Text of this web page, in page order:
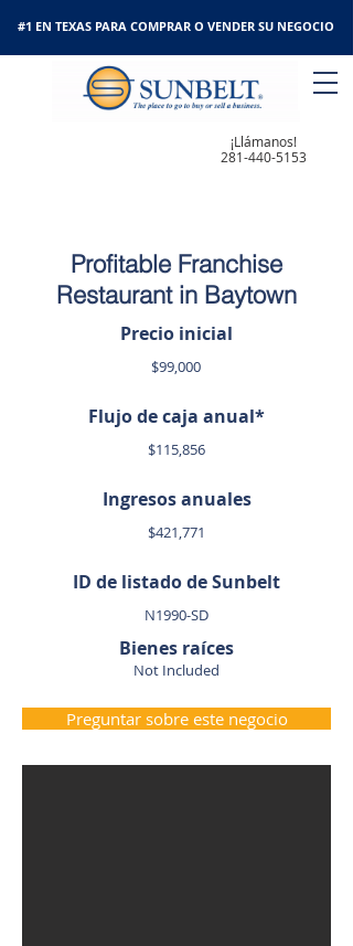
#1 EN TEXAS PARA COMPRAR O VENDER SU NEGOCIO
¡Llámanos!
281-440-5153
Profitable Franchise
Restaurant in Baytown
Precio inicial
$99,000
Flujo de caja anual*
$115,856
Ingresos anuales
$421,771
ID de listado de Sunbelt
N1990-SD
Bienes raíces
Not Included
Preguntar sobre este negocio